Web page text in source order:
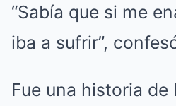
“Sabía que si me
iba a sufrir”,
Fue una historia